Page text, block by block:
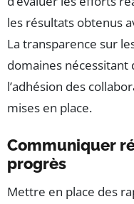
les résultats obtenus
La transparence sur
domaines nécessitant
l’adhésion des
mises en place.
Communiquer
progrès
Mettre en place des